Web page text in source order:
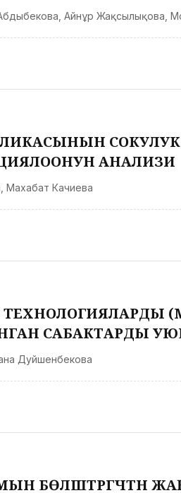
Айнұр Жақсылықова
АНАЛИЗИ
Махабат Качиева
САБАКТАРДЫ
Дуйшенбекова
БӨЛҮШТҮРГҮЧТҮН